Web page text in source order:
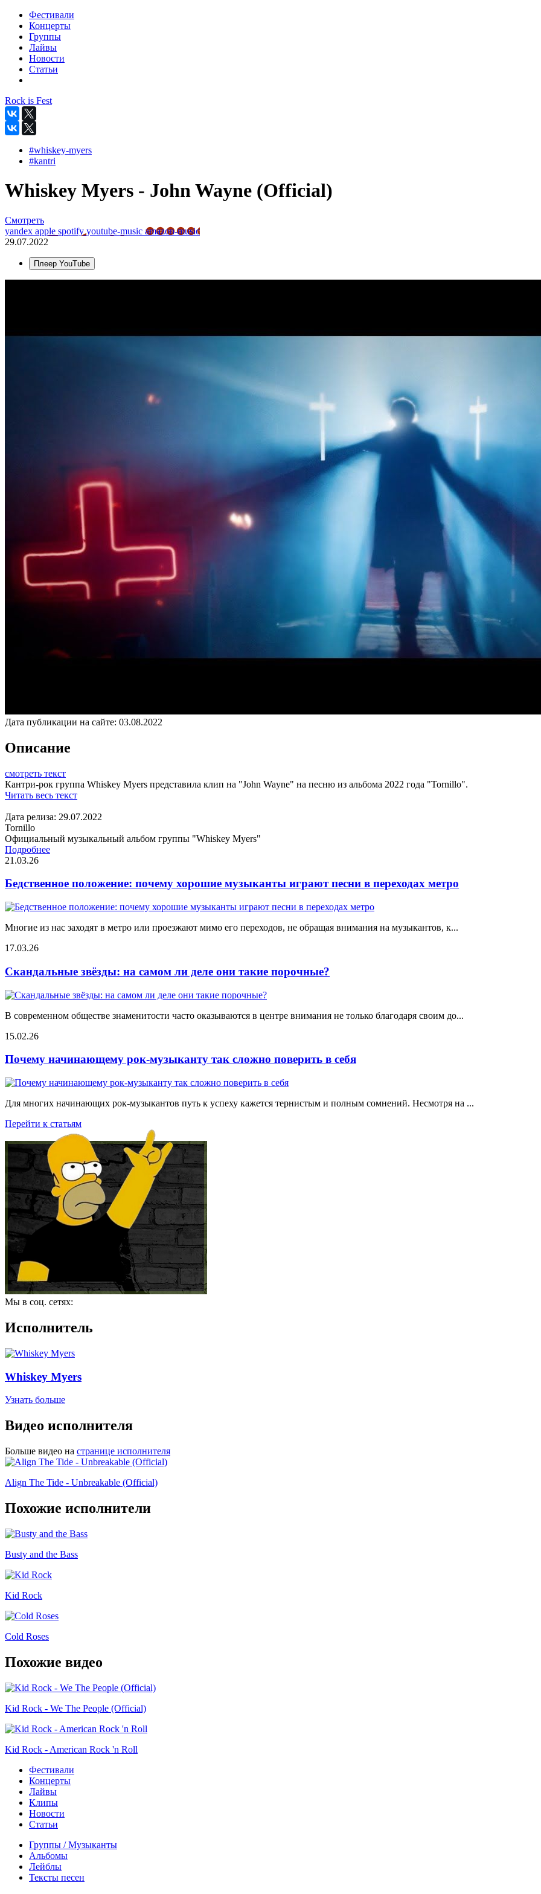
Фестивали
Концерты
Группы
Лайвы
Новости
Статьи
Rock is Fest
#whiskey-myers
#kantri
Whiskey Myers - John Wayne (Official)
Смотреть
yandex apple spotifyyoutube-music amazon-music
29.07.2022
Плеер YouTube
Дата публикации на сайте: 03.08.2022
Описание
смотреть текст
Кантри-рок группа Whiskey Myers представила клип на "John Wayne" на песню из альбома 2022 года "Tornillo".
Читать весь текст
Дата релиза: 29.07.2022
Tornillo
Официальный музыкальный альбом группы "Whiskey Myers"
Подробнее
21.03.26
Бедственное положение: почему хорошие музыканты играют песни в переходах метро
Многие из нас заходят в метро или проезжают мимо его переходов, не обращая внимания на музыкантов, к...
17.03.26
Скандальные звёзды: на самом ли деле они такие порочные?
В современном обществе знаменитости часто оказываются в центре внимания не только благодаря своим до...
15.02.26
Почему начинающему рок-музыканту так сложно поверить в себя
Для многих начинающих рок-музыкантов путь к успеху кажется тернистым и полным сомнений. Несмотря на ...
Перейти к статьям
Мы в соц. сетях:
Исполнитель
Whiskey Myers
Узнать больше
Видео исполнителя
Больше видео на странице исполнителя
Align The Tide - Unbreakable (Official)
Похожие исполнители
Busty and the Bass
Kid Rock
Cold Roses
Похожие видео
Kid Rock - We The People (Official)
Kid Rock - American Rock 'n Roll
Фестивали
Концерты
Лайвы
Клипы
Новости
Статьи
Группы / Музыканты
Альбомы
Лейблы
Тексты песен